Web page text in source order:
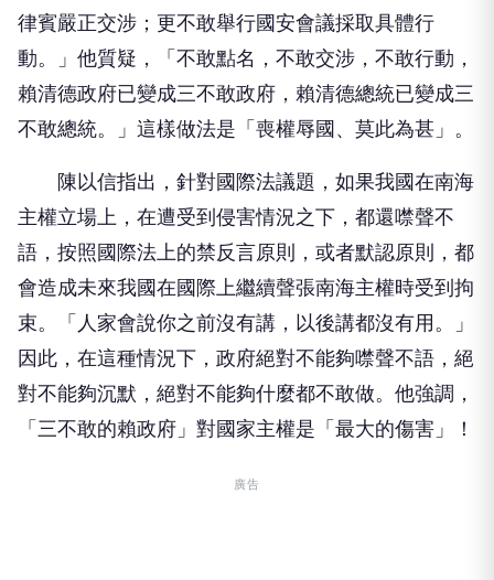
律賓嚴正交涉；更不敢舉行國安會議採取具體行
動。」他質疑，「不敢點名，不敢交涉，不敢行動，
賴清德政府已變成三不敢政府，賴清德總統已變成三
不敢總統。」這樣做法是「喪權辱國、莫此為甚」。
陳以信指出，針對國際法議題，如果我國在南海
主權立場上，在遭受到侵害情況之下，都還噤聲不
語，按照國際法上的禁反言原則，或者默認原則，都
會造成未來我國在國際上繼續聲張南海主權時受到拘
束。「人家會說你之前沒有講，以後講都沒有用。」
因此，在這種情況下，政府絕對不能夠噤聲不語，絕
對不能夠沉默，絕對不能夠什麼都不敢做。他強調，
「三不敢的賴政府」對國家主權是「最大的傷害」！
廣告